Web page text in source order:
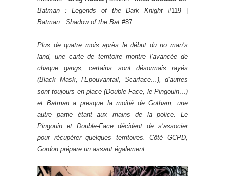
Batman : Legends of the Dark Knight #119 |
Batman : Shadow of the Bat #87
Plus de quatre mois après le début du no man’s
land, une carte de territoire montre l’avancée de
chaque gangs, certains sont désormais rayés
(Black Mask, l’Epouvantail, Scarface…), d’autres
sont toujours en place (Double-Face, le Pingouin…)
et Batman a presque la moitié de Gotham, une
autre partie étant aux mains de la police. Le
Pingouin et Double-Face décident de s’associer
pour récupérer quelques territoires. Côté GCPD,
Gordon prépare un assaut également.